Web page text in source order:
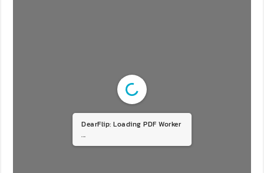
DearFlip: Loading PDF Worker
...